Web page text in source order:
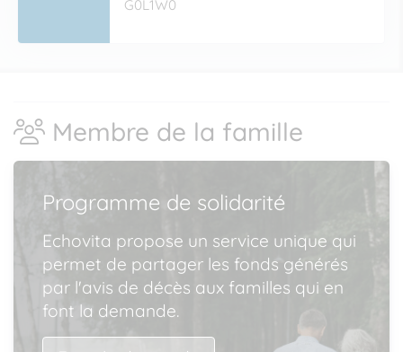
G0L1W0
Membre de la famille
Programme de solidarité
Echovita propose un service unique qui
permet de partager les fonds générés
par l'avis de décès aux familles qui en
font la demande.